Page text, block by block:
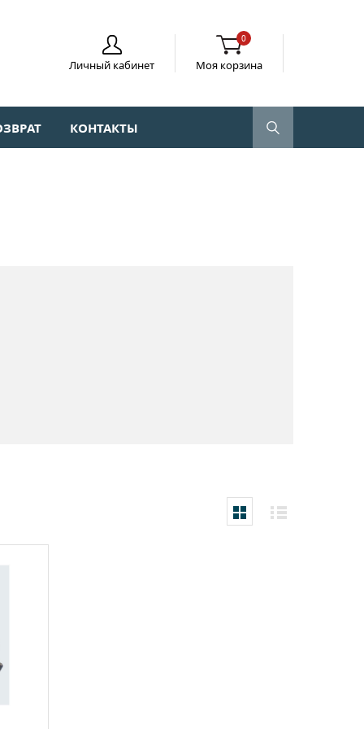
Личный кабинет
0
Моя корзина
КОНТАКТЫ